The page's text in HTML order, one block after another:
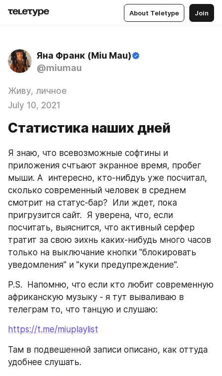
About Teletype Join
Яна Франк (Miu Mau)
@miumau
Живу, личное
July 10, 2021
Статистика наших дней
Я знаю, что всевозможные софтины и
приложения счтьают экранное время, пробег
мыши. А  интересно, кто-нибдуь уже посчитал,
сколько современный человек в среднем
смотрит на статус-бар?  Или ждет, пока
пригрузится сайт.  Я уверена, что, если
посчитать, выяснится, что активный серфер
тратит за свою эихнь каких-нибудь много часов
только на выключание кнопки "блокировать
уведомления" и "куки предупреждение".
P.S.  Напомню, что если кто любит современную
африканскую музыку - я тут вываливаю в
телеграм то, что танцую и слушаю:
https://t.me/miuplaylist
Там в подвешенной записи описано, как оттуда
удобнее слушать.